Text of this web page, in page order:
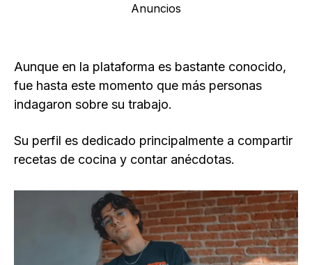
Anuncios
Aunque en la plataforma es bastante conocido,
fue hasta este momento que más personas
indagaron sobre su trabajo.
Su perfil es dedicado principalmente a compartir
recetas de cocina y contar anécdotas.